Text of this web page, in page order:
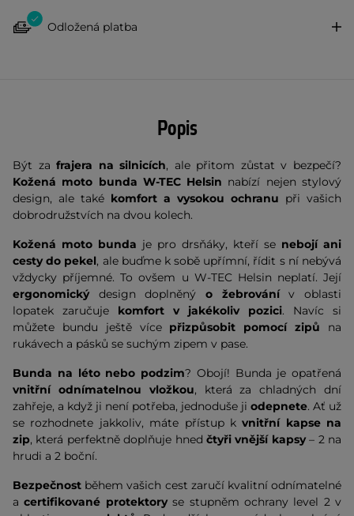
Odložená platba
Popis
Být zafrajera na silnicích, ale přitom zůstat v bezpečí?
Kožená moto bunda W-TEC Helsin nabízí nejen stylový
design, ale také komfort a vysokou ochranu při vašich
dobrodružstvích na dvou kolech.
Kožená moto bunda je pro drsňáky, kteří se nebojí ani
cesty do pekel, ale buďme k sobě upřímní, řídit s ní nebývá
vždycky příjemné. To ovšem u W-TEC Helsin neplatí. Její
ergonomický design doplněnýo žebrovánív oblasti
lopatek zaručuje komfort v jakékoliv pozici. Navíc si
můžete bundu ještě více přizpůsobit pomocí zipů na
rukávech a pásků se suchým zipem v pase.
Bunda na léto nebo podzim? Obojí! Bunda je opatřená
vnitřní odnímatelnou vložkou, která za chladných dní
zahřeje, a když ji není potřeba, jednoduše ji odepnete. Ať už
se rozhodnete jakkoliv, máte přístup kvnitřní kapse na
zip, která perfektně doplňuje hned čtyři vnější kapsy– 2 na
hrudi a 2 boční.
Bezpečnost během vašich cest zaručí kvalitní odnímatelné
acertifikované protektoryse stupněm ochrany level 2 v